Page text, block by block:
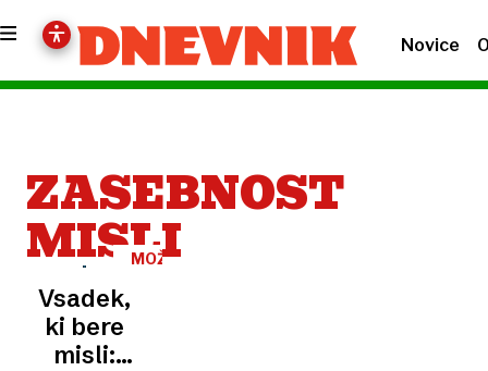
Novice
ZASEBNOST
MISLI
MOŽGANI
Vsadek,
ki bere
misli: